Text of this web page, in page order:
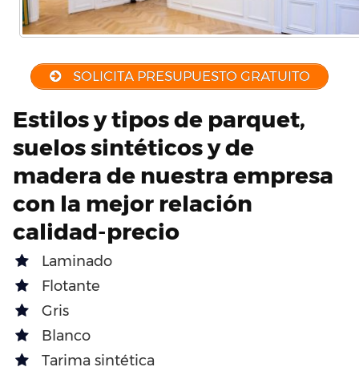
SOLICITA PRESUPUESTO GRATUITO
Estilos y tipos de parquet,
suelos sintéticos y de
madera de nuestra empresa
con la mejor relación
calidad-precio
Laminado
Flotante
Gris
Blanco
Tarima sintética